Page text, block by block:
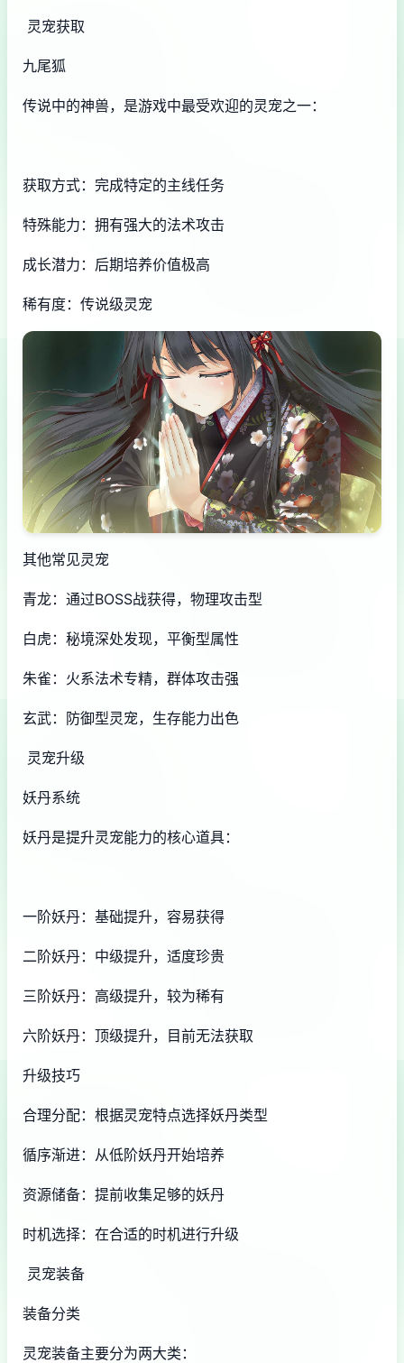
灵宠获取
九尾狐
传说中的神兽，是游戏中最受欢迎的灵宠之一：
获取方式：完成特定的主线任务
特殊能力：拥有强大的法术攻击
成长潜力：后期培养价值极高
稀有度：传说级灵宠
其他常见灵宠
青龙：通过BOSS战获得，物理攻击型
白虎：秘境深处发现，平衡型属性
朱雀：火系法术专精，群体攻击强
玄武：防御型灵宠，生存能力出色
灵宠升级
妖丹系统
妖丹是提升灵宠能力的核心道具：
一阶妖丹：基础提升，容易获得
二阶妖丹：中级提升，适度珍贵
三阶妖丹：高级提升，较为稀有
六阶妖丹：顶级提升，目前无法获取
升级技巧
合理分配：根据灵宠特点选择妖丹类型
循序渐进：从低阶妖丹开始培养
资源储备：提前收集足够的妖丹
时机选择：在合适的时机进行升级
灵宠装备
装备分类
灵宠装备主要分为两大类：